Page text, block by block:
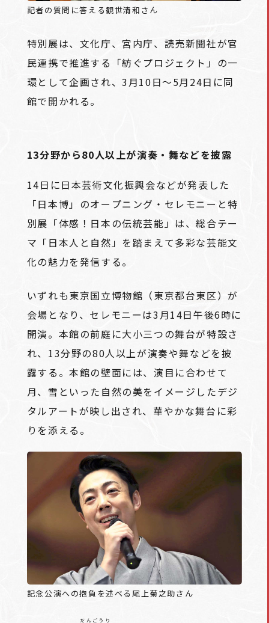
記者の質問に答える観世清和さん
特別展は、文化庁、宮内庁、読売新聞社が官
民連携で推進する「紡ぐプロジェクト」の一
環として企画され、3月10日～5月24日に同
館で開かれる。
13分野から80人以上が演奏・舞などを披露
14日に日本芸術文化振興会などが発表した
「日本博」のオープニング・セレモニーと特
別展「体感！日本の伝統芸能」は、総合テー
マ「日本人と自然」を踏まえて多彩な芸能文
化の魅力を発信する。
いずれも東京国立博物館（東京都台東区）が
会場となり、セレモニーは3月14日午後6時に
開演。本館の前庭に大小三つの舞台が特設さ
れ、13分野の80人以上が演奏や舞などを披
露する。本館の壁面には、演目に合わせて
月、雪といった自然の美をイメージしたデジ
タルアートが映し出され、華やかな舞台に彩
りを添える。
記念公演への抱負を述べる尾上菊之助さん
だんごうり